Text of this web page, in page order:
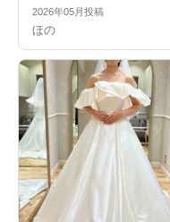
載
2026年05月投稿
ほの